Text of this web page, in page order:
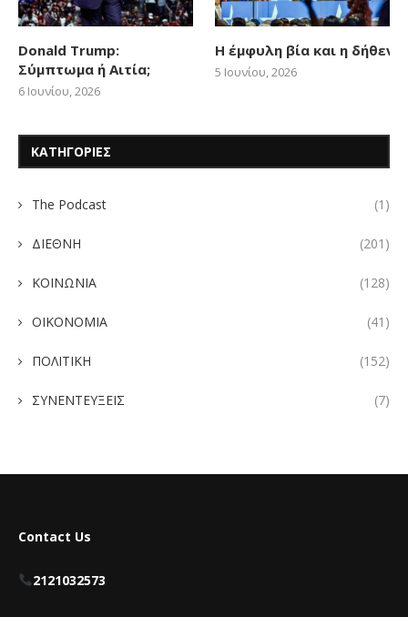
Donald Trump:
Σύμπτωμα ή Αιτία;
6 Ιουνίου, 2026
Η έμφυλη βία και η δήθεν
5 Ιουνίου, 2026
ΚΑΤΗΓΟΡΙΕΣ
The Podcast (1)
ΔΙΕΘΝΗ (201)
ΚΟΙΝΩΝΙΑ (128)
ΟΙΚΟΝΟΜΙΑ (41)
ΠΟΛΙΤΙΚΗ (152)
ΣΥΝΕΝΤΕΥΞΕΙΣ (7)
Contact Us
2121032573